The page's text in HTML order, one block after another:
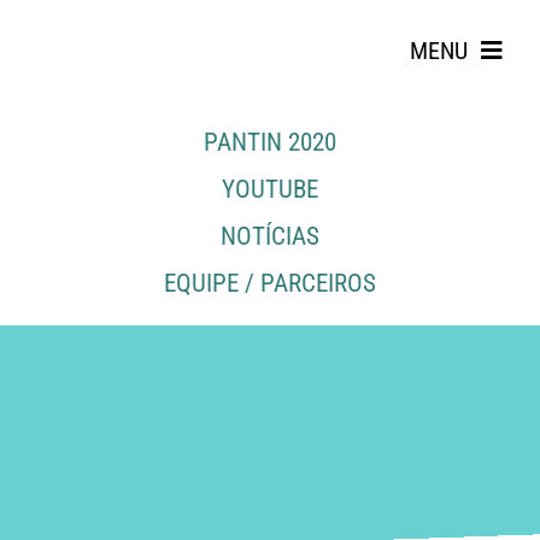
MENU
Search
PANTIN 2020
YOUTUBE
NOTÍCIAS
EQUIPE / PARCEIROS